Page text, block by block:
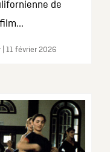
de
11 février 2026